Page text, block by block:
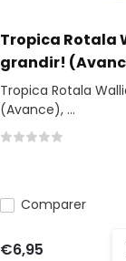
Tropica Rotala
grandir!
Tropica Rotala
(Avance), ...
Comparer
€6,95